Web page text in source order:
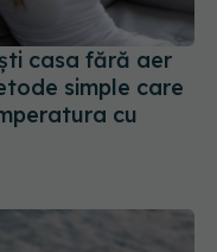
casa fără aer
simple care
cu